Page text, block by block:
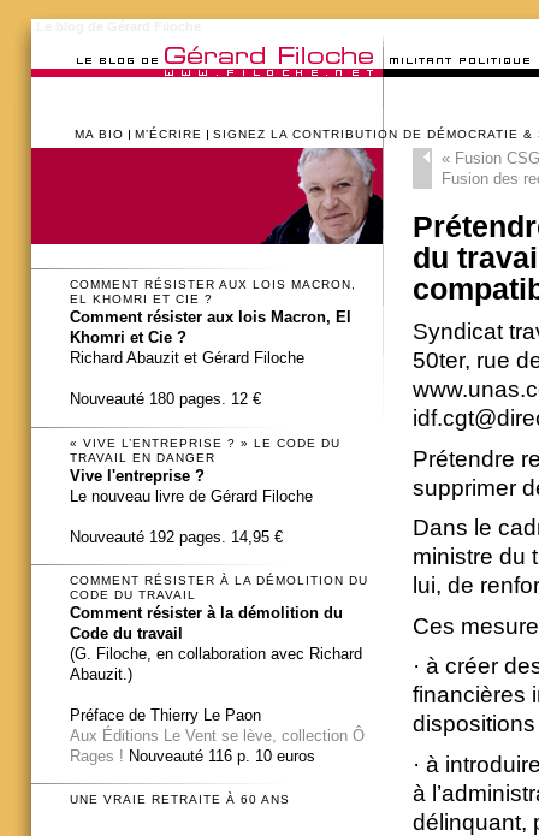
MA BIO M’ÉCRIRE SIGNEZ LA CONTRIBUTION DE DÉMOCRATIE &
«Fusion
Fusion des
du
Syndicat
50ter, rue
Prétendre
supprimer
Dans le
ministre du
lui, de
Ces
· à créer
financières
· à
à
délinquant,
COMMENT RÉSISTER AUX LOIS MACRON,
EL KHOMRI ET CIE ?
Comment résister aux lois Macron, El
Khomri et Cie ?
Richard Abauzit et Gérard Filoche
Nouveauté 180 pages. 12 €
« VIVE L’ENTREPRISE ? » LE CODE DU
TRAVAIL EN DANGER
Vive l'entreprise ?
Le nouveau livre de Gérard Filoche
Nouveauté 192 pages. 14,95 €
COMMENT RÉSISTER À LA DÉMOLITION DU
CODE DU TRAVAIL
Comment résister à la démolition du
Code du travail
(G. Filoche, en collaboration avec Richard
Abauzit.)
Préface de Thierry Le Paon
Aux Éditions Le Vent se lève, collection Ô
Rages ! Nouveauté 116 p. 10 euros
UNE VRAIE RETRAITE À 60 ANS